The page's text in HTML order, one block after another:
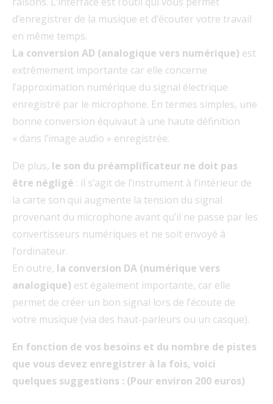
d’enregistrer de la musique et d’écouter votre travail
en même temps.
La conversion AD (analogique vers numérique) est
extrêmement importante car elle concerne
l’approximation numérique du signal électrique
enregistré par le microphone. En termes simples, une
bonne conversion équivaut à une haute définition
« dans l’image audio » enregistrée.
De plus, le son du préamplificateur ne doit pas
être négligé : il s’agit de l’instrument à l’intérieur de
la carte son qui augmente la tension du signal
provenant du microphone avant qu’il ne passe par les
convertisseurs numériques et ne soit envoyé à
l’ordinateur.
En outre, la conversion DA (numérique vers
analogique) est également importante, car elle
permet de créer un bon signal lors de l’écoute de
votre musique (via des haut-parleurs ou un casque).
En fonction de vos besoins et du nombre de pistes
que vous devez enregistrer à la fois, voici
quelques suggestions : (Pour environ 200 euros)